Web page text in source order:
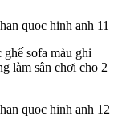
sofa màu ghi
làm sân chơi cho 2